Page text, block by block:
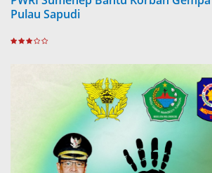
Pulau Sapudi